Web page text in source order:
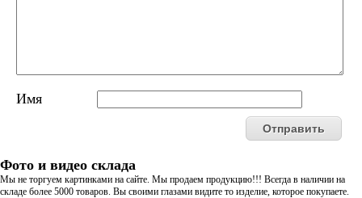
Имя
Фото и видео склада
Мы не торгуем картинками на сайте. Мы продаем продукцию!!! Всегда в наличии на
складе более 5000 товаров. Вы своими глазами видите то изделие, которое покупаете.